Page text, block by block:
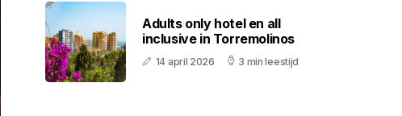
Adults only hotel en all
inclusive in Torremolinos
14 april 2026 3 min leestijd